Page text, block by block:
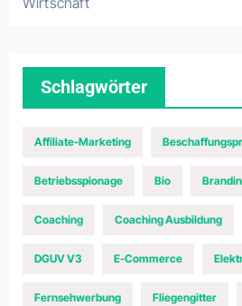
Schlagwörter
Affiliate-Marketing
Betriebsspionage Bio
Coaching Coaching Ausbildung
DGUV V3 E-Commerce
Fernsehwerbung Fliegengitter